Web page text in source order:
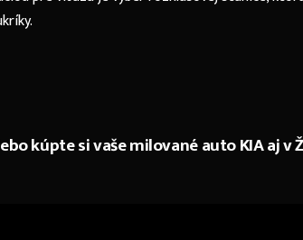
kúpte si vaše milované auto KIA aj v